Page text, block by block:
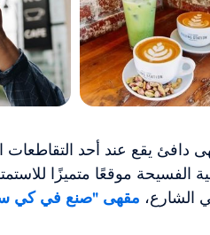
دافئ يقع عند أحد التقاطعات
موقعًا متميزًا
الشارع، مقهى "صنع في كي